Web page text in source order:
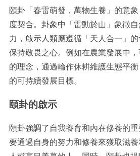
頤卦「春雷萌發，萬物生養」的意
度契合。卦象中「雷動於山」象徵
力，啟示人類應遵循「天人合一」
保持敬畏之心。例如在農業發展中，
的理念，通過輪作休耕維護生態平衡
的可持續發展目標。
頤卦的啟示
頤卦強調了自我養育和內在修養的重
要通過自身的努力和修養來獲取滋